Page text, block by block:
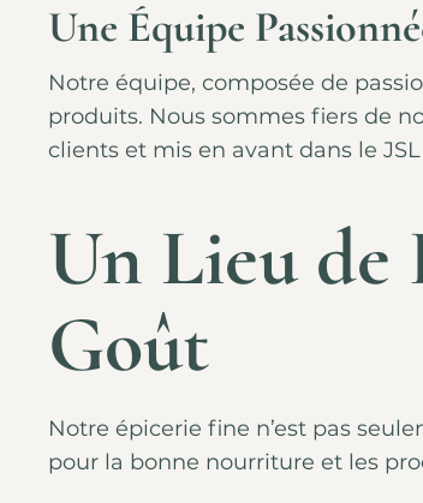
Une Équipe
Notre équipe, composée de
produits. Nous sommes fiers de
clients et mis en avant dans le
Un Lieu de
Goût
Notre épicerie fine n’est pas
pour la bonne nourriture et les